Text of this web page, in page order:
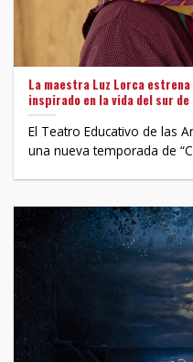
La maestra Luz Lorca
inspirado en la vida del sur de
El Teatro Educativo de las
una nueva temporada de